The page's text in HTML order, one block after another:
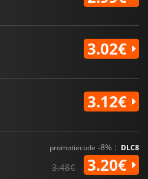
3.02€
3.12€
promotiecode -8% : DLC8
3.48€ 3.20€